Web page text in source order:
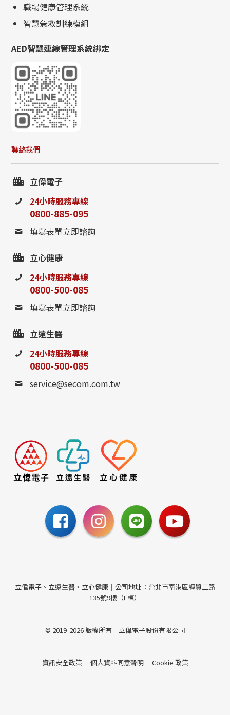
0800-885-095
請至聯絡我們填寫表單，
或撥打24小時免費諮詢電話
聯絡我們
職場健康管理系統
智慧急救訓練模組
AED智慧連線管理系統綁定
聯絡我們
立偉電子
24小時服務專線
0800-885-095
填寫表單立即諮詢
立心健康
24小時服務專線
0800-500-085
填寫表單立即諮詢
立遠生醫
24小時服務專線
0800-500-085
service@secom.com.tw
立偉電子、立遠生醫、立心健康｜公司地址：台北市南港區經貿二路
135號9樓（F棟）
© 2019-2026 版權所有 – 立偉電子股份有限公司
資訊安全政策 個人資料同意聲明 Cookie 政策